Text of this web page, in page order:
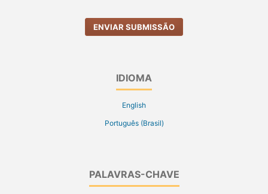
ENVIAR SUBMISSÃO
IDIOMA
English
Português (Brasil)
PALAVRAS-CHAVE